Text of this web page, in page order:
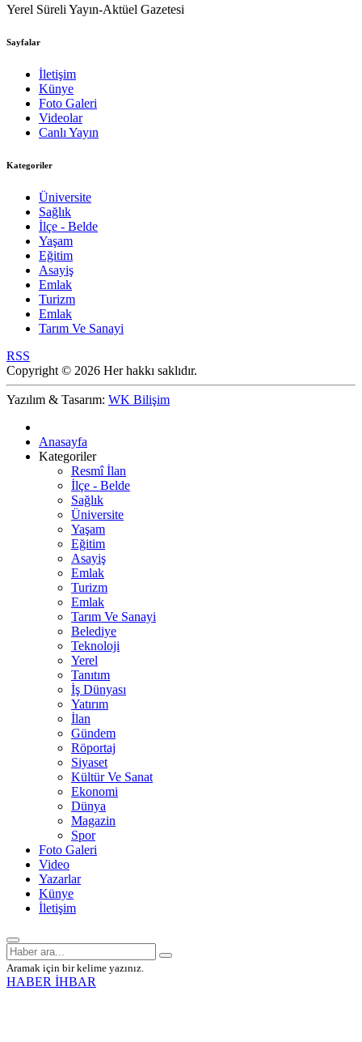
Yerel Süreli Yayın-Aktüel Gazetesi
Sayfalar
İletişim
Künye
Foto Galeri
Videolar
Canlı Yayın
Kategoriler
Üniversite
Sağlık
İlçe - Belde
Yaşam
Eğitim
Asayiş
Emlak
Turizm
Emlak
Tarım Ve Sanayi
RSS
Copyright © 2026 Her hakkı saklıdır.
Yazılım & Tasarım: WK Bilişim
Anasayfa
Kategoriler
Resmî İlan
İlçe - Belde
Sağlık
Üniversite
Yaşam
Eğitim
Asayiş
Emlak
Turizm
Emlak
Tarım Ve Sanayi
Belediye
Teknoloji
Yerel
Tanıtım
İş Dünyası
Yatırım
İlan
Gündem
Röportaj
Siyaset
Kültür Ve Sanat
Ekonomi
Dünya
Magazin
Spor
Foto Galeri
Video
Yazarlar
Künye
İletişim
Aramak için bir kelime yazınız.
HABER İHBAR